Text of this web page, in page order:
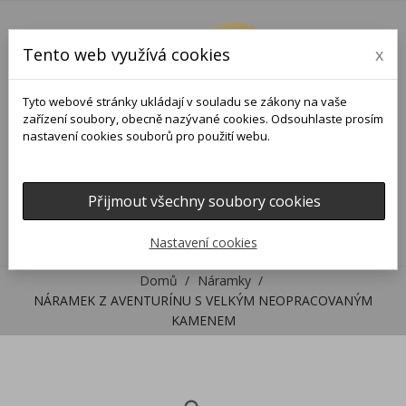
Domů
Náramky
NÁRAMEK Z AVENTURÍNU S VELKÝM NEOPRACOVANÝM
KAMENEM
Tento web využívá cookies x
Tyto webové stránky ukládají v souladu se zákony na vaše
zařízení soubory, obecně nazývané cookies. Odsouhlaste prosím
nastavení cookies souborů pro použití webu.
Přijmout všechny soubory cookies
Nastavení cookies